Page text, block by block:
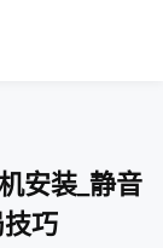
安装_静音
巧